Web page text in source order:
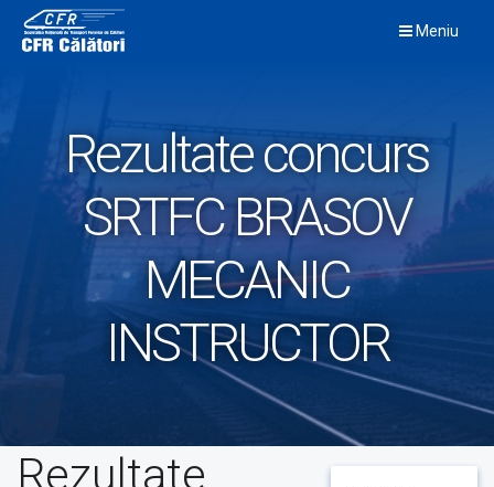
content
Meniu
Rezultate concurs
SRTFC BRASOV
MECANIC
INSTRUCTOR
Rezultate